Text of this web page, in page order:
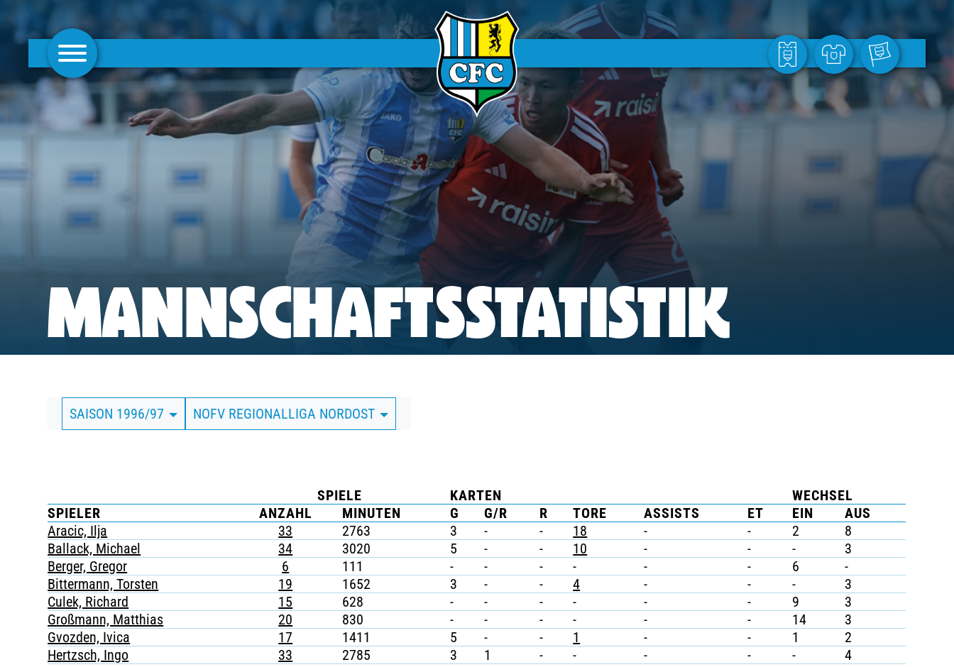
AKTUELLES
FRAUEN
CLUBMITGLIEDSCHAFT
BUSINESS
SÜDKURVE
TICKETING
MANNSCHAFTSSTATISTIK
SAISON 1996/97 NOFV REGIONALLIGA NORDOST
SPIELE KARTEN
WECHSEL
SPIELER
ANZAHL MINUTEN G G/R R TORE ASSISTS ET EIN
AUS
Aracic, Ilja
33 2763 3 - - 18 - - 2
8
Ballack, Michael
34 3020 5 - - 10 - - -
3
Berger, Gregor
6 111 - - - - - - 6
-
Bittermann, Torsten
19 1652 3 - - 4 - - -
3
Culek, Richard
15 628 - - - - - - 9
3
Großmann, Matthias
20 830 - - - - - - 14
3
Gvozden, Ivica
17 1411 5 - - 1 - - 1
2
Hertzsch, Ingo
33 2785 3 1 - - - - -
4